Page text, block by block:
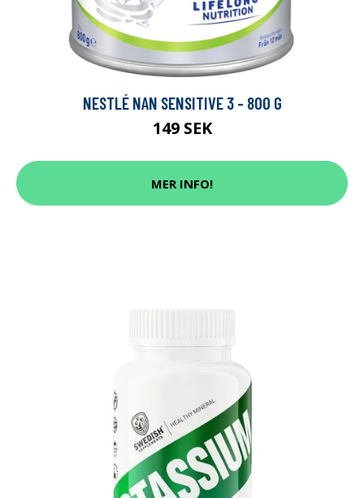
NESTLÉ NAN SENSITIVE 3 - 800 G
149 SEK
MER INFO!